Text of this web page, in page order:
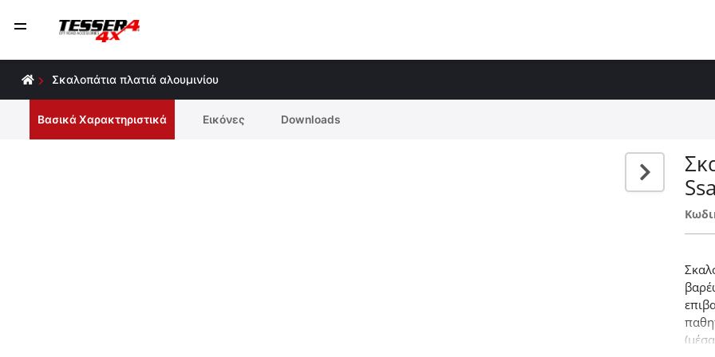
Σκαλοπάτια πλατιά αλουμινίου
Βασικά Χαρακτηριστικά Εικόνες Downloads